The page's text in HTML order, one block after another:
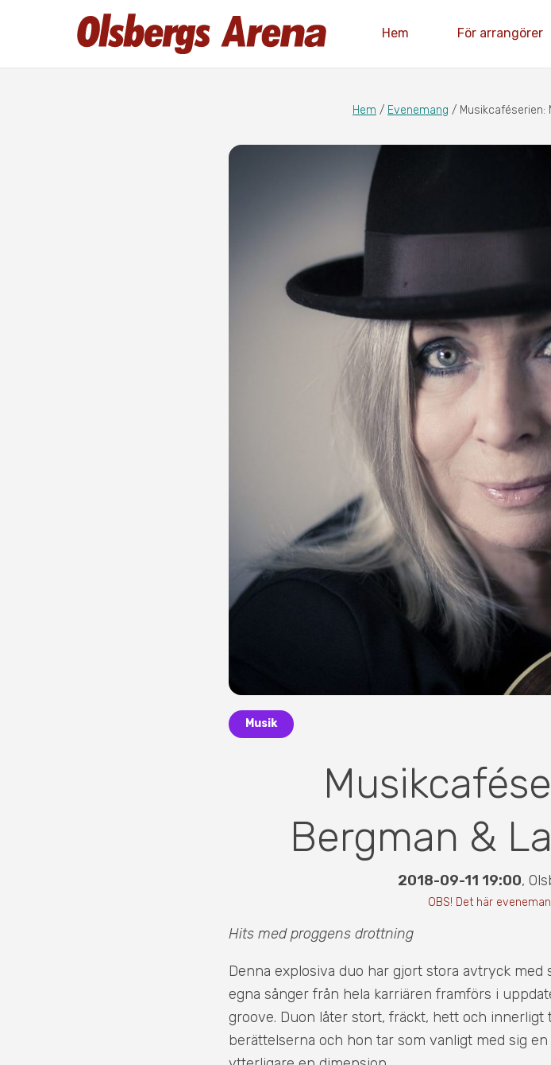
Hem För arrangörer
Hem / Evenemang / Musikcaféserien:
Musik
Bergman &
2018-09-11 19:00,
OBS! Det här
Hits med proggens drottning
Denna explosiva duo har gjort stora avtryck
egna sånger från hela karriären framförs i
groove. Duon låter stort, fräckt, hett och
berättelserna och hon tar som vanligt med sig